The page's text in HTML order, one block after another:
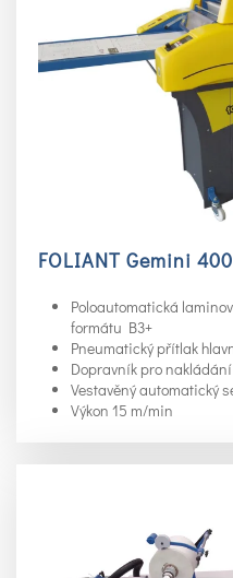
FOLIANT Gemini
Poloautomatická
formátu B3+
Pneumatický přítlak
Dopravník pro
Vestavěný automatický
Výkon 15 m/min